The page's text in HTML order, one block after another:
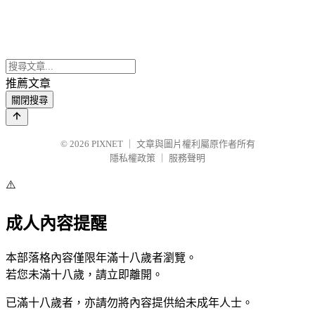
推薦文章
關閉搜尋
© 2026 PIXNET
文章與圖片權利屬原作者所有
隱私權政策
服務聲明
⚠️
成人內容提醒
本部落格內容僅限年滿十八歲者瀏覽。
若您未滿十八歲，請立即離開。
已滿十八歲者，亦請勿將內容提供給未成年人士。